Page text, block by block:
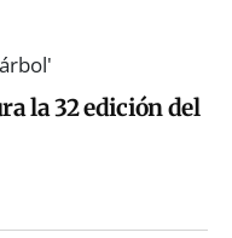
la 32 edición del